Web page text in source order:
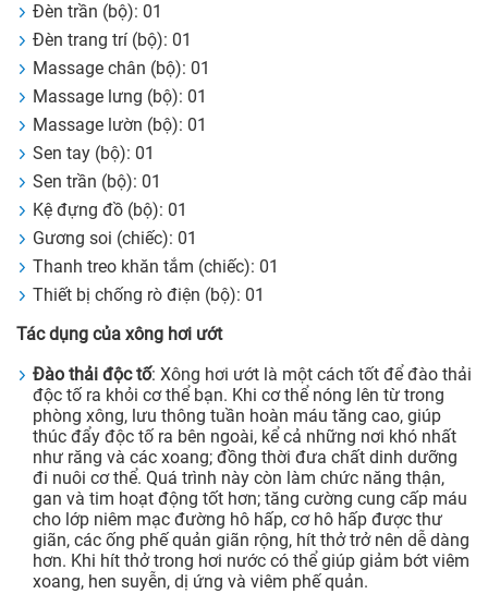
Đèn trần (bộ): 01
Đèn trang trí (bộ): 01
Massage chân (bộ): 01
Massage lưng (bộ): 01
Massage lườn (bộ): 01
Sen tay (bộ): 01
Sen trần (bộ): 01
Kệ đựng đồ (bộ): 01
Gương soi (chiếc): 01
Thanh treo khăn tắm (chiếc): 01
Thiết bị chống rò điện (bộ): 01
Tác dụng của xông hơi ướt
Đào thải độc tố: Xông hơi ướt là một cách tốt để đào thải
độc tố ra khỏi cơ thể bạn. Khi cơ thể nóng lên từ trong
phòng xông, lưu thông tuần hoàn máu tăng cao, giúp
thúc đẩy độc tố ra bên ngoài, kể cả những nơi khó nhất
như răng và các xoang; đồng thời đưa chất dinh dưỡng
đi nuôi cơ thể. Quá trình này còn làm chức năng thận,
gan và tim hoạt động tốt hơn; tăng cường cung cấp máu
cho lớp niêm mạc đường hô hấp, cơ hô hấp được thư
giãn, các ống phế quản giãn rộng, hít thở trở nên dễ dàng
hơn. Khi hít thở trong hơi nước có thể giúp giảm bớt viêm
xoang, hen suyễn, dị ứng và viêm phế quản.